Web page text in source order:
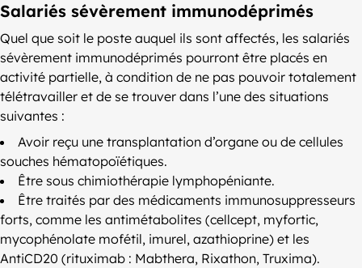
Salariés sévèrement immunodéprimés
Quel que soit le poste auquel ils sont affectés, les salariés
sévèrement immunodéprimés pourront être placés en
activité partielle, à condition de ne pas pouvoir totalement
télétravailler et de se trouver dans l’une des situations
suivantes :
Avoir reçu une transplantation d’organe ou de cellules
souches hématopoïétiques.
Être sous chimiothérapie lymphopéniante.
Être traités par des médicaments immunosuppresseurs
forts, comme les antimétabolites (cellcept, myfortic,
mycophénolate mofétil, imurel, azathioprine) et les
AntiCD20 (rituximab : Mabthera, Rixathon, Truxima).